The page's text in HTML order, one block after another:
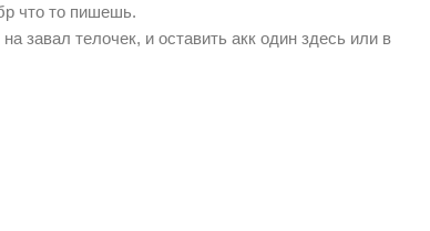
что то пишешь.
завал телочек, и оставить акк один здесь или в